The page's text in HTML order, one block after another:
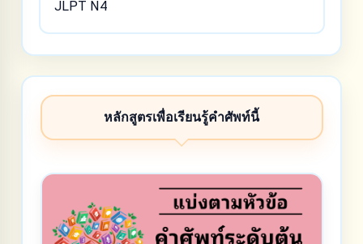
JLPT N4
หลักสูตรเพื่อเรียนรู้คำศัพท์นี้